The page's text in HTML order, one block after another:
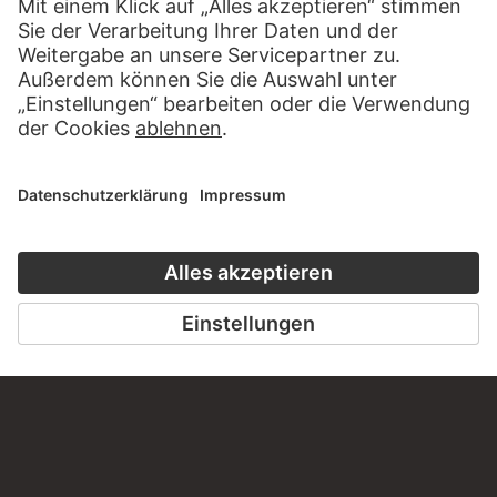
SCHREIBEN SIE UNS
PERMALINK
LETZTE AKTUALISIERUNG
14.07.2026